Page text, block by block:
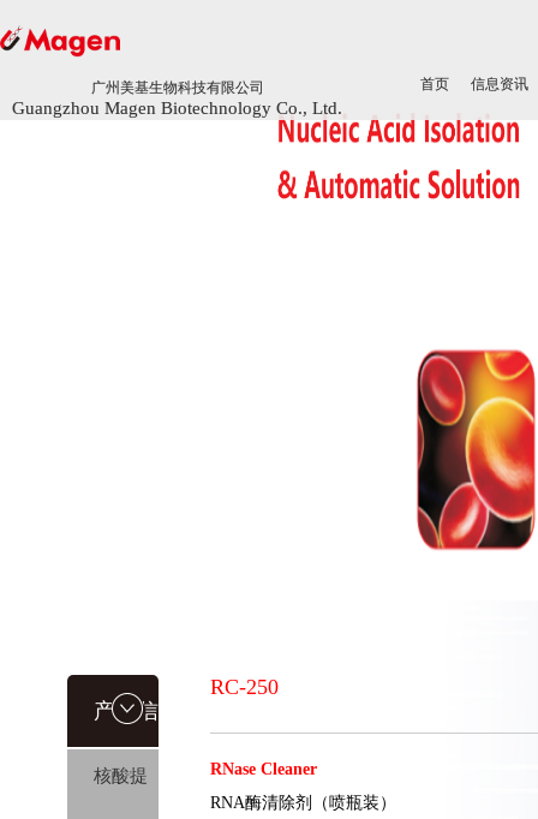
广州美基生物科技有限公司
Guangzhou Magen Biotechnology Co., Ltd.
首页 信息资讯
广州美基生物科技有限公司
Guangzhou Magen Biotechnology Co., Ltd.
首页 信息资讯
产品信
息
核酸提
RC-250
RNase Cleaner
RNA酶清除剂（喷瓶装）